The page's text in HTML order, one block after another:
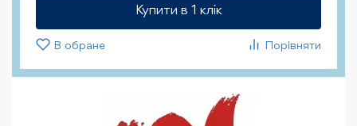
Купити в 1 клiк
Порівняти
В обране